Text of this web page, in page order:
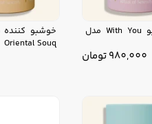
خوشبو کننده محیط ویت یو With You مدل
980,000تومان
Oriental Souq